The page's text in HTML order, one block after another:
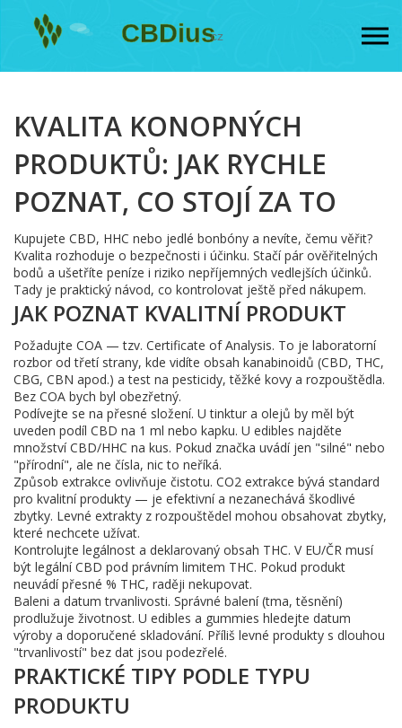
KVALITA KONOPNÝCH
PRODUKTŮ: JAK RYCHLE
POZNAT, CO STOJÍ ZA TO
Kupujete CBD, HHC nebo jedlé bonbóny a nevíte, čemu věřit?
Kvalita rozhoduje o bezpečnosti i účinku. Stačí pár ověřitelných
bodů a ušetříte peníze i riziko nepříjemných vedlejších účinků.
Tady je praktický návod, co kontrolovat ještě před nákupem.
JAK POZNAT KVALITNÍ PRODUKT
Požadujte COA — tzv. Certificate of Analysis. To je laboratorní
rozbor od třetí strany, kde vidíte obsah kanabinoidů (CBD, THC,
CBG, CBN apod.) a test na pesticidy, těžké kovy a rozpouštědla.
Bez COA bych byl obezřetný.
Podívejte se na přesné složení. U tinktur a olejů by měl být
uveden podíl CBD na 1 ml nebo kapku. U edibles najděte
množství CBD/HHC na kus. Pokud značka uvádí jen "silné" nebo
"přírodní", ale ne čísla, nic to neříká.
Způsob extrakce ovlivňuje čistotu. CO2 extrakce bývá standard
pro kvalitní produkty — je efektivní a nezanechává škodlivé
zbytky. Levné extrakty z rozpouštědel mohou obsahovat zbytky,
které nechcete užívat.
Kontrolujte legálnost a deklarovaný obsah THC. V EU/ČR musí
být legální CBD pod právním limitem THC. Pokud produkt
neuvádí přesné % THC, raději nekupovat.
Baleni a datum trvanlivosti. Správné balení (tma, těsnění)
prodlužuje životnost. U edibles a gummies hledejte datum
výroby a doporučené skladování. Příliš levné produkty s dlouhou
"trvanlivostí" bez dat jsou podezřelé.
PRAKTICKÉ TIPY PODLE TYPU
PRODUKTU